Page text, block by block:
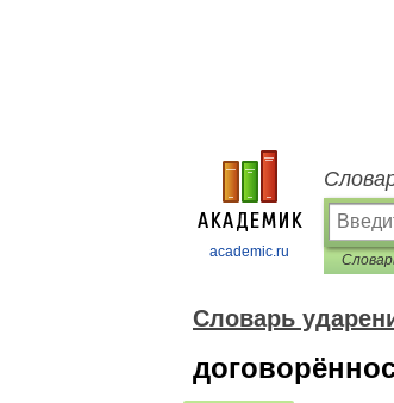
academic.ru
Словарь